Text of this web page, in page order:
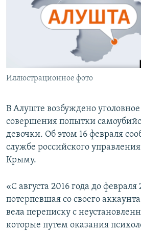
ПОБЕДИТЕЛЕЙ НЕ СУДЯТ?
КРЫМ.НЕПОКОРЕННЫЙ
УКРАИНСКАЯ ПРОБЛЕМА КРЫМА
ПРИСОЕДИНЯЙТЕСЬ!
Все сайты RFE/RL
Иллюстрационное фото
В Алуште возбуждено
совершения попытки
девочки. Об этом 16 февраля
службе российского
Крыму.
«С августа 2016 года до февраля
потерпевшая со своего
вела переписку с
которые путем оказания